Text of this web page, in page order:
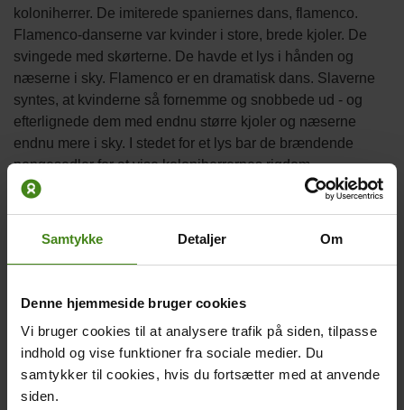
Samtykke Detaljer Om
Denne hjemmeside bruger cookies
Vi bruger cookies til at analysere trafik på siden, tilpasse
indhold og vise funktioner fra sociale medier. Du
samtykker til cookies, hvis du fortsætter med at anvende
siden.
koloniherrer. De imiterede spaniernes dans, flamenco.
Flamenco-danserne var kvinder i store, brede kjoler. De
svingede med skørterne. De havde et lys i hånden og
næserne i sky. Flamenco er en dramatisk dans. Slaverne
syntes, at kvinderne så fornemme og snobbede ud - og
efterlignede dem med endnu større kjoler og næserne
endnu mere i sky. I stedet for et lys bar de brændende
pengesedler for at vise koloniherrernes rigdom.
En fejring af forskellighed
forskellighed.
svinger med hofterne og skuldrene, som det gøres i
traditionel, afrikansk dans. De oprindelige folks
musikinstrumenter kan også høres i musikken.
Kvinderne har meget store, flæsede nederdele på. De må